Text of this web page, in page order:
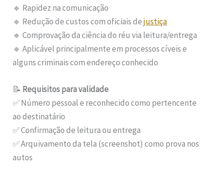
🔹 Rapidez na comunicação
🔹 Redução de custos com oficiais dejustiça
🔹 Comprovação da ciência do réu via leitura/entrega
🔹 Aplicável principalmente em processos cíveis e
alguns criminais com endereço conhecido
📝 Requisitos para validade
✅ Número pessoal e reconhecido como pertencente
ao destinatário
✅ Confirmação de leitura ou entrega
✅ Arquivamento da tela (screenshot) como prova nos
autos